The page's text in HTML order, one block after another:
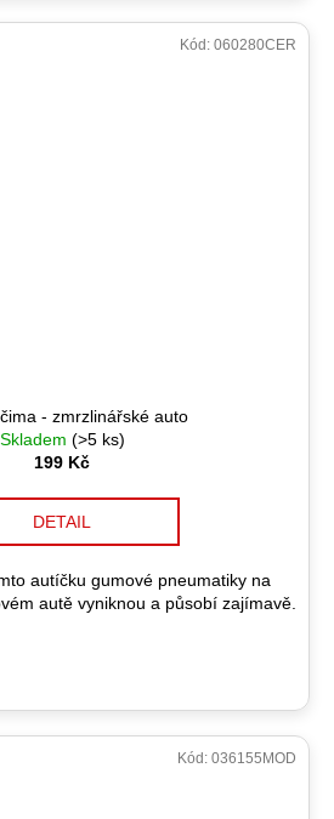
- zmrzlinářské auto
Skladem (>5 ks)
199 Kč
DETAIL
autíčku gumové pneumatiky na
autě vyniknou a působí zajímavě.
Kód: 060280CER
Kód: 036155MOD